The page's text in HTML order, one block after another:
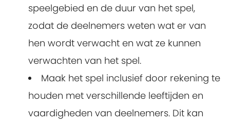
speelgebied en de duur van het spel,
zodat de deelnemers weten wat er van
hen wordt verwacht en wat ze kunnen
verwachten van het spel.
Maak het spel inclusief door rekening te
houden met verschillende leeftijden en
vaardigheden van deelnemers. Dit kan